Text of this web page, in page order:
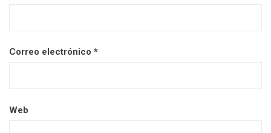
Correo electrónico *
Web